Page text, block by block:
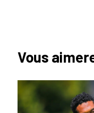
Vous